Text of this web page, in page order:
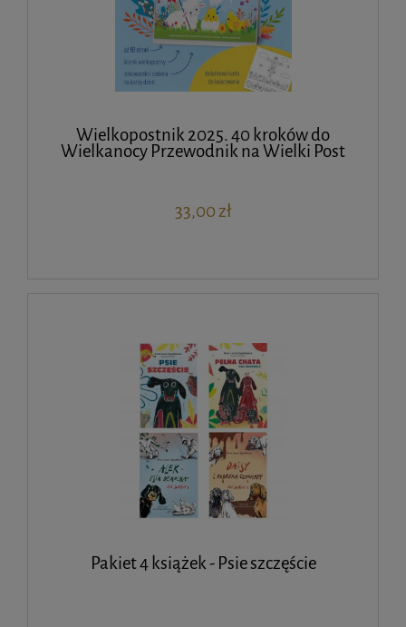
Wielkopostnik 2025. 40 kroków do
Wielkanocy Przewodnik na Wielki Post
33,00 zł
Pakiet 4 książek - Psie szczęście